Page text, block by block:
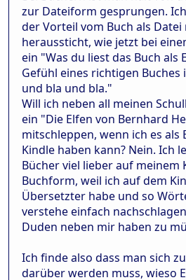
zur Dateiform gesprungen.
der Vorteil vom Buch als Datei
heraussticht, wie jetzt bei
ein "Was du liest das Buch als
Gefühl eines richtigen Buches
und bla und bla."
Will ich neben all meinen
ein "Die Elfen von Bernhard
mitschleppen, wenn ich es als
Kindle haben kann? Nein. Ich
Bücher viel lieber auf meinem
Buchform, weil ich auf dem
Übersetzter habe und so
verstehe einfach
Duden neben mir haben zu
Ich finde also dass man sich
darüber werden muss, wieso